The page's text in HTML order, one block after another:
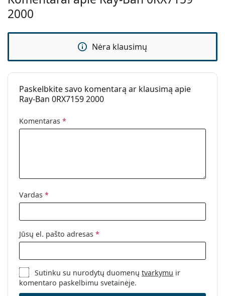
2000
Nėra klausimų
Paskelbkite savo komentarą ar klausimą apie
Ray-Ban 0RX7159 2000
Komentaras *
Vardas *
Jūsų el. pašto adresas *
Sutinku su nurodytų duomenųtvarkymu ir
komentaro paskelbimu svetainėje.